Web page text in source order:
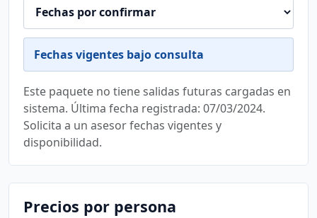
Fechas vigentes bajo consulta
Este paquete no tiene salidas futuras cargadas en
sistema. Última fecha registrada: 07/03/2024.
Solicita a un asesor fechas vigentes y
disponibilidad.
Precios por persona